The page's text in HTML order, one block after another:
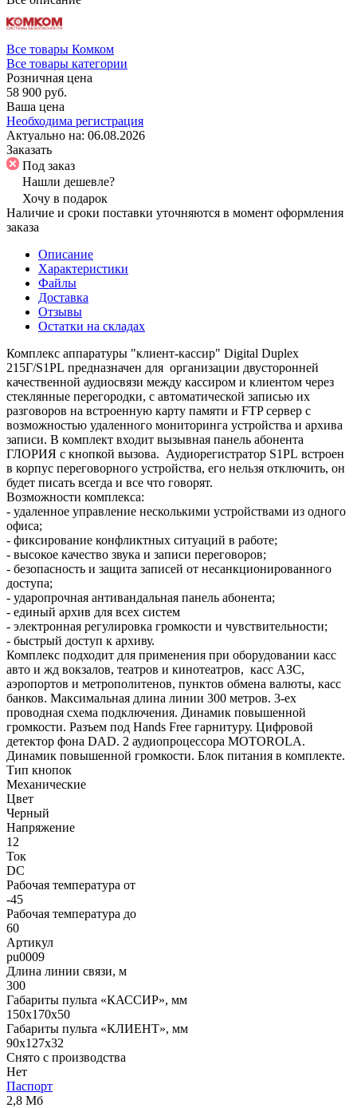
Все товары Комком
Все товары категории
Розничная цена
58 900 руб.
Ваша цена
Необходима регистрация
Актуально на: 06.08.2026
Заказать
Под заказ
Нашли дешевле?
Хочу в подарок
Наличие и сроки поставки уточняются в момент оформления
заказа
Описание
Характеристики
Файлы
Доставка
Отзывы
Остатки на складах
Комплекс аппаратуры "клиент-кассир" Digital Duplex
215Г/S1PL предназначен для организации двусторонней
качественной аудиосвязи между кассиром и клиентом через
стеклянные перегородки, с автоматической записью их
разговоров на встроенную карту памяти и FTP сервер с
возможностью удаленного мониторинга устройства и архива
записи. В комплект входит вызывная панель абонента
ГЛОРИЯ с кнопкой вызова. Аудиорегистратор S1PL встроен
в корпус переговорного устройства, его нельзя отключить, он
будет писать всегда и все что говорят.
Возможности комплекса:
- удаленное управление несколькими устройствами из одного
офиса;
- фиксирование конфликтных ситуаций в работе;
- высокое качество звука и записи переговоров;
- безопасность и защита записей от несанкционированного
доступа;
- ударопрочная антивандальная панель абонента;
- единый архив для всех систем
- электронная регулировка громкости и чувствительности;
- быстрый доступ к архиву.
Комплекс подходит для применения при оборудовании касс
авто и жд вокзалов, театров и кинотеатров, касс АЗС,
аэропортов и метрополитенов, пунктов обмена валюты, касс
банков. Максимальная длина линии 300 метров. 3-ех
проводная схема подключения. Динамик повышенной
громкости. Разъем под Hands Free гарнитуру. Цифровой
детектор фона DAD. 2 аудиопроцессора MOTOROLA.
Динамик повышенной громкости. Блок питания в комплекте.
Тип кнопок
Механические
Цвет
Черный
Напряжение
12
Ток
DC
Рабочая температура от
-45
Рабочая температура до
60
Артикул
pu0009
Длина линии связи, м
300
Габариты пульта «КАССИР», мм
150х170х50
Габариты пульта «КЛИЕНТ», мм
90x127x32
Снято с производства
Нет
Паспорт
2,8 Мб